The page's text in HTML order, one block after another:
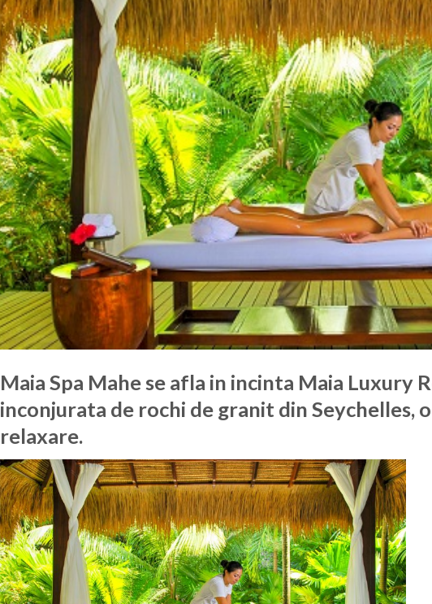
Maia Spa Mahe se afla in incinta Maia Luxury
inconjurata de rochi de granit din Seychelles,
relaxare.